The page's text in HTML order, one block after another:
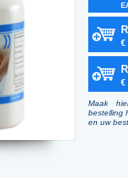
€
€
Maak
bestelling
en uw